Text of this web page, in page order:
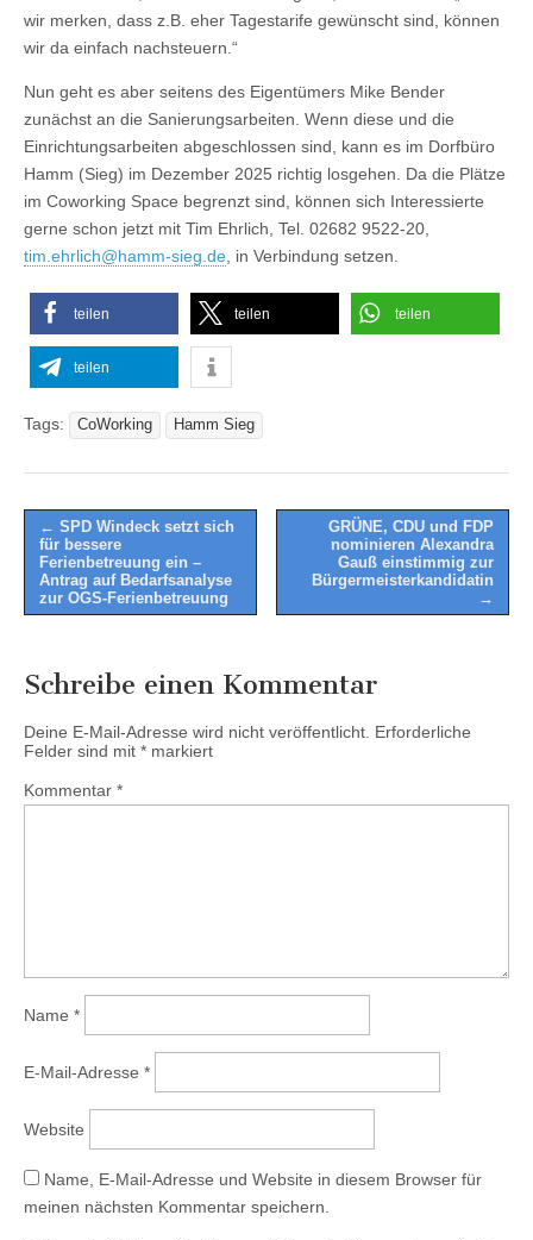
wir merken, dass z.B. eher Tagestarife gewünscht sind, können
wir da einfach nachsteuern.“
Nun geht es aber seitens des Eigentümers Mike Bender
zunächst an die Sanierungsarbeiten. Wenn diese und die
Einrichtungsarbeiten abgeschlossen sind, kann es im Dorfbüro
Hamm (Sieg) im Dezember 2025 richtig losgehen. Da die Plätze
im Coworking Space begrenzt sind, können sich Interessierte
gerne schon jetzt mit Tim Ehrlich, Tel. 02682 9522-20,
tim.ehrlich@hamm-sieg.de , in Verbindung setzen.
teilen teilen teilen
teilen
Tags: CoWorking Hamm Sieg
Post
navigation
← SPD Windeck setzt sich
für bessere
Ferienbetreuung ein –
Antrag auf Bedarfsanalyse
zur OGS-Ferienbetreuung
GRÜNE, CDU und FDP
nominieren Alexandra
Gauß einstimmig zur
Bürgermeisterkandidatin
→
Schreibe einen Kommentar
Deine E-Mail-Adresse wird nicht veröffentlicht. Erforderliche
Felder sind mit * markiert
Kommentar *
Name *
E-Mail-Adresse *
Website
Name, E-Mail-Adresse und Website in diesem Browser für
meinen nächsten Kommentar speichern.